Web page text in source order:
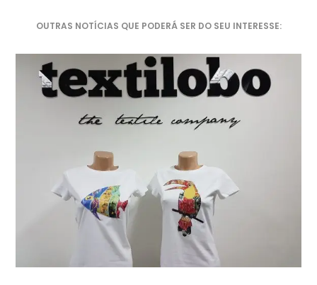
OUTRAS NOTÍCIAS QUE PODERÁ SER DO SEU INTERESSE: